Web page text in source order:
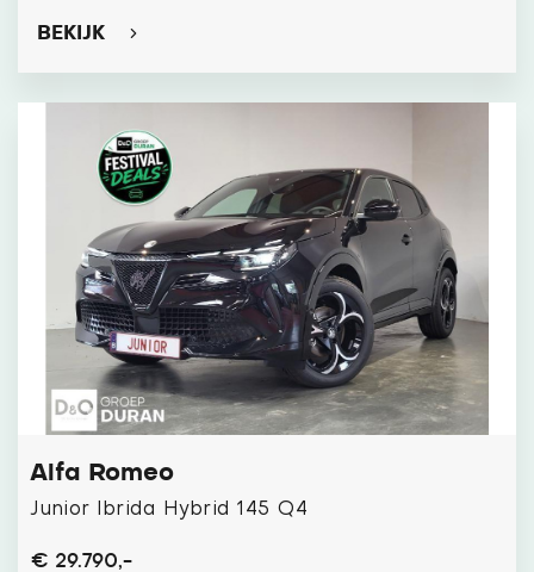
BEKIJK
Alfa Romeo
Junior Ibrida Hybrid 145 Q4
€ 29.790,-